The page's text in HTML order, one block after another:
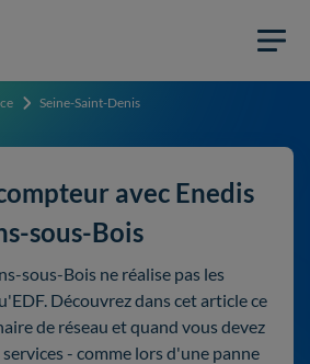
Seine-Saint-Denis
avec Enedis
sous-Bois
sous-Bois ne réalise pas les
Découvrez dans cet article ce
de réseau et quand vous devez
- comme lors d'une panne